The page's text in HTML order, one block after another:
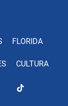
FLORIDA
CULTURA